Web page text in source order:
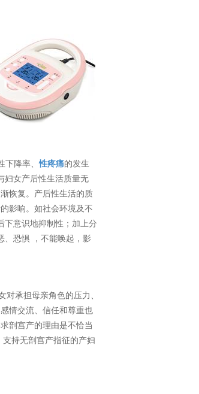
下降率、性疼痛的发生
妇女产后性生活质量无
恢复。产后性生活的质
影响。如社会环境及不
下意识地抑制性；加上分
、恐惧 ，不能唤起，影
承担母亲角色的压力、
情交流、信任和尊重也
剖宫产的理由是不恰当
持无剖宫产指征的产妇